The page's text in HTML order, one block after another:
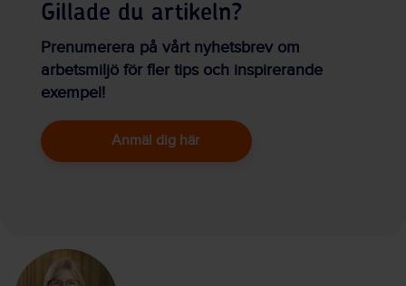
Gillade du artikeln?
Prenumerera på vårt nyhetsbrev om
arbetsmiljö för fler tips och inspirerande
exempel!
Anmäl dig här